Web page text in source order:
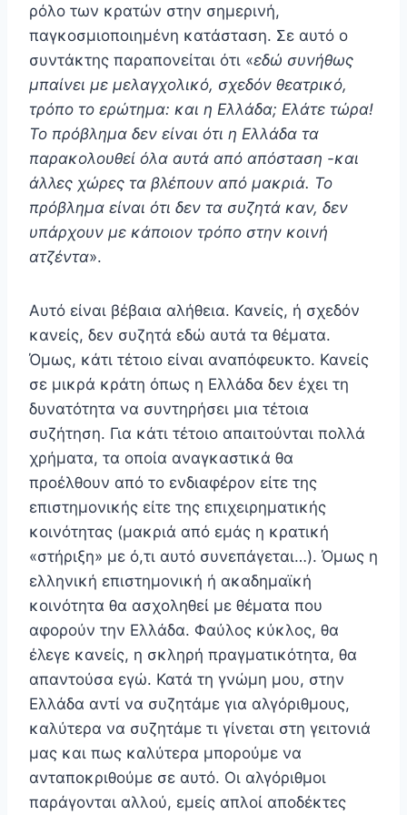
ρόλο των κρατών στην σημερινή,
παγκοσμιοποιημένη κατάσταση. Σε αυτό ο
συντάκτης παραπονείται ότι «εδώ συνήθως
μπαίνει με μελαγχολικό, σχεδόν θεατρικό,
τρόπο το ερώτημα: και η Ελλάδα; Ελάτε τώρα!
Το πρόβλημα δεν είναι ότι η Ελλάδα τα
παρακολουθεί όλα αυτά από απόσταση -και
άλλες χώρες τα βλέπουν από μακριά. Το
πρόβλημα είναι ότι δεν τα συζητά καν, δεν
υπάρχουν με κάποιον τρόπο στην κοινή
ατζέντα».
Αυτό είναι βέβαια αλήθεια. Κανείς, ή σχεδόν
κανείς, δεν συζητά εδώ αυτά τα θέματα.
Όμως, κάτι τέτοιο είναι αναπόφευκτο. Κανείς
σε μικρά κράτη όπως η Ελλάδα δεν έχει τη
δυνατότητα να συντηρήσει μια τέτοια
συζήτηση. Για κάτι τέτοιο απαιτούνται πολλά
χρήματα, τα οποία αναγκαστικά θα
προέλθουν από το ενδιαφέρον είτε της
επιστημονικής είτε της επιχειρηματικής
κοινότητας (μακριά από εμάς η κρατική
«στήριξη» με ό,τι αυτό συνεπάγεται…). Όμως η
ελληνική επιστημονική ή ακαδημαϊκή
κοινότητα θα ασχοληθεί με θέματα που
αφορούν την Ελλάδα. Φαύλος κύκλος, θα
έλεγε κανείς, η σκληρή πραγματικότητα, θα
απαντούσα εγώ. Κατά τη γνώμη μου, στην
Ελλάδα αντί να συζητάμε για αλγόριθμους,
καλύτερα να συζητάμε τι γίνεται στη γειτονιά
μας και πως καλύτερα μπορούμε να
ανταποκριθούμε σε αυτό. Οι αλγόριθμοι
παράγονται αλλού, εμείς απλοί αποδέκτες